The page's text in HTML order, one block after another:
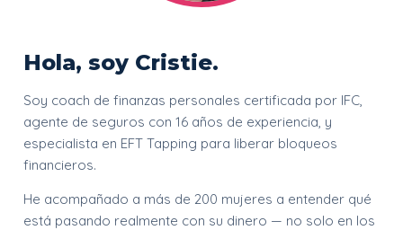
Hola, soy Cristie.
Soy coach de finanzas personales certificada por IFC,
agente de seguros con 16 años de experiencia, y
especialista en EFT Tapping para liberar bloqueos
financieros.
He acompañado a más de 200 mujeres a entender qué
está pasando realmente con su dinero — no solo en los